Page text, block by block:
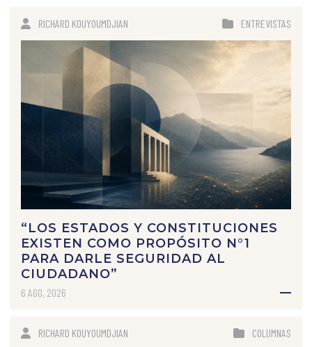
RICHARD KOUYOUMDJIAN ENTREVISTAS
“LOS ESTADOS Y CONSTITUCIONES
EXISTEN COMO PROPÓSITO N°1
PARA DARLE SEGURIDAD AL
CIUDADANO”
6 AGO, 2026
RICHARD KOUYOUMDJIAN COLUMNAS